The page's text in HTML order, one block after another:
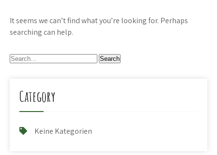
It seems we can’t find what you’re looking for. Perhaps
searching can help.
Category
Keine Kategorien